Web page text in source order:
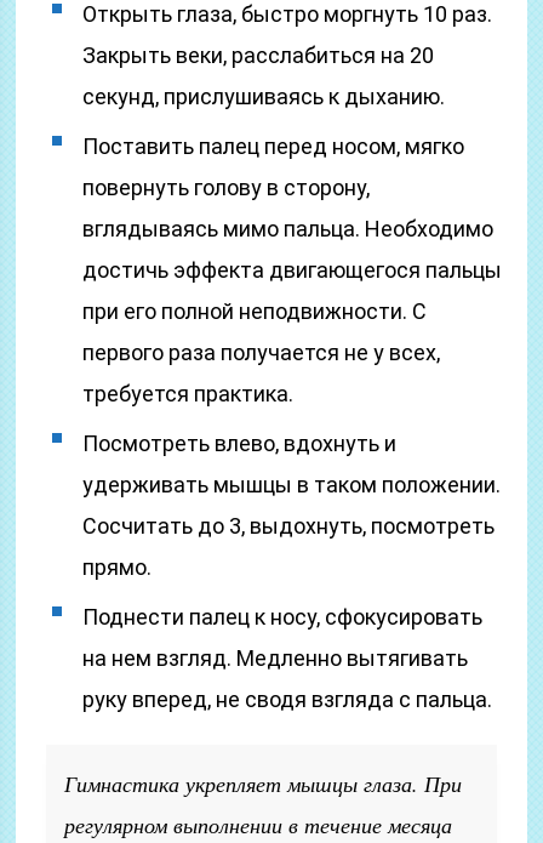
Открыть глаза, быстро моргнуть 10 раз.
Закрыть веки, расслабиться на 20
секунд, прислушиваясь к дыханию.
Поставить палец перед носом, мягко
повернуть голову в сторону,
вглядываясь мимо пальца. Необходимо
достичь эффекта двигающегося пальцы
при его полной неподвижности. С
первого раза получается не у всех,
требуется практика.
Посмотреть влево, вдохнуть и
удерживать мышцы в таком положении.
Сосчитать до 3, выдохнуть, посмотреть
прямо.
Поднести палец к носу, сфокусировать
на нем взгляд. Медленно вытягивать
руку вперед, не сводя взгляда с пальца.
Гимнастика укрепляет мышцы глаза. При
регулярном выполнении в течение месяца